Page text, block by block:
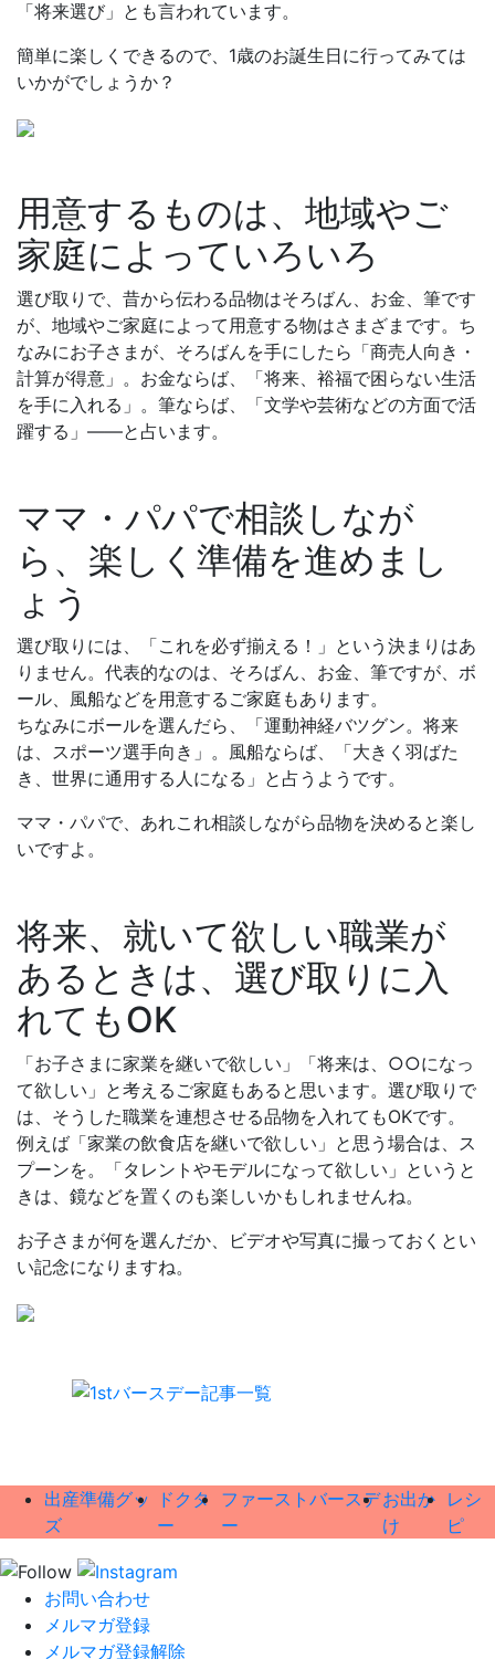
「将来選び」とも言われています。
簡単に楽しくできるので、1歳のお誕生日に行ってみては
いかがでしょうか？
用意するものは、地域やご
家庭によっていろいろ
選び取りで、昔から伝わる品物はそろばん、お金、筆です
が、地域やご家庭によって用意する物はさまざまです。ち
なみにお子さまが、そろばんを手にしたら「商売人向き・
計算が得意」。お金ならば、「将来、裕福で困らない生活
を手に入れる」。筆ならば、「文学や芸術などの方面で活
躍する」――と占います。
ママ・パパで相談しなが
ら、楽しく準備を進めまし
ょう
選び取りには、「これを必ず揃える！」という決まりはあ
りません。代表的なのは、そろばん、お金、筆ですが、ボ
ール、風船などを用意するご家庭もあります。
ちなみにボールを選んだら、「運動神経バツグン。将来
は、スポーツ選手向き」。風船ならば、「大きく羽ばた
き、世界に通用する人になる」と占うようです。
ママ・パパで、あれこれ相談しながら品物を決めると楽し
いですよ。
将来、就いて欲しい職業が
あるときは、選び取りに入
れてもOK
「お子さまに家業を継いで欲しい」「将来は、○○になっ
て欲しい」と考えるご家庭もあると思います。選び取りで
は、そうした職業を連想させる品物を入れてもOKです。
例えば「家業の飲食店を継いで欲しい」と思う場合は、ス
プーンを。「タレントやモデルになって欲しい」というと
きは、鏡などを置くのも楽しいかもしれませんね。
お子さまが何を選んだか、ビデオや写真に撮っておくとい
い記念になりますね。
出産準備グッ
ズ
ドクタ
ー
ファーストバースデ
ー
お出か
け
レシ
ピ
お問い合わせ
メルマガ登録
メルマガ登録解除